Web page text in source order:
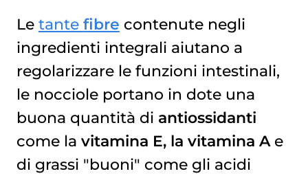
Le tante fibre contenute negli
ingredienti integrali aiutano a
regolarizzare le funzioni intestinali,
le nocciole portano in dote una
buona quantità di antiossidanti
come la vitamina E, la vitamina Ae
di grassi "buoni" come gli acidi